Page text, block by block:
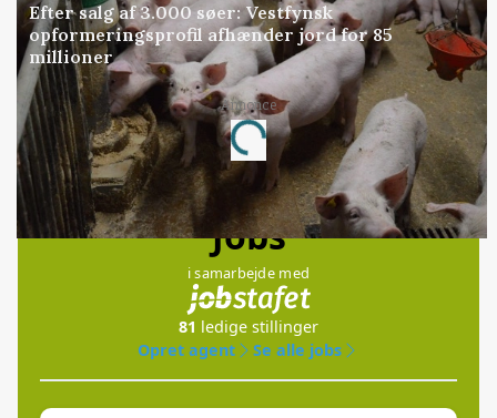
Efter salg af 3.000 søer: Vestfynsk
opformeringsprofil afhænder jord for 85
millioner
Annonce
Loading...
Jobs
i samarbejde med
81 ledige stillinger
Opret agent
Se alle jobs